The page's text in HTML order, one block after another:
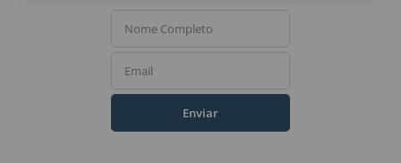
Nome Completo
Email
Enviar